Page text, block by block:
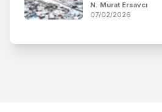
N. Murat Ersavcı
07/02/2026